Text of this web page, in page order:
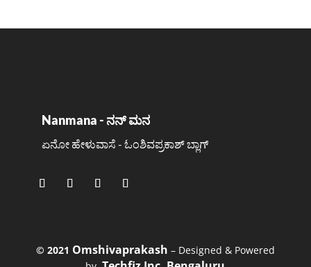
Nanmana - ನನ್ ಮನ
ಏನೋ ಹೇಳುವಾಸೆ - ಓಂಶಿವಪ್ರಕಾಶ್ ಬ್ಲಾಗ್
©️ 2021 Omshivaprakash – Designed & Powered